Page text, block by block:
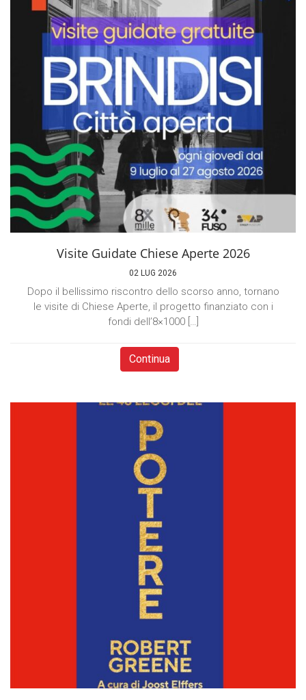
Visite Guidate Chiese Aperte 2026
02 LUG 2026
Dopo il bellissimo riscontro dello scorso anno, tornano
le visite di Chiese Aperte, il progetto finanziato con i
fondi dell’8×1000 […]
Continua